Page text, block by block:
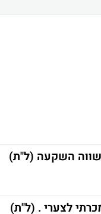
שווה השקעה (ל"ת)